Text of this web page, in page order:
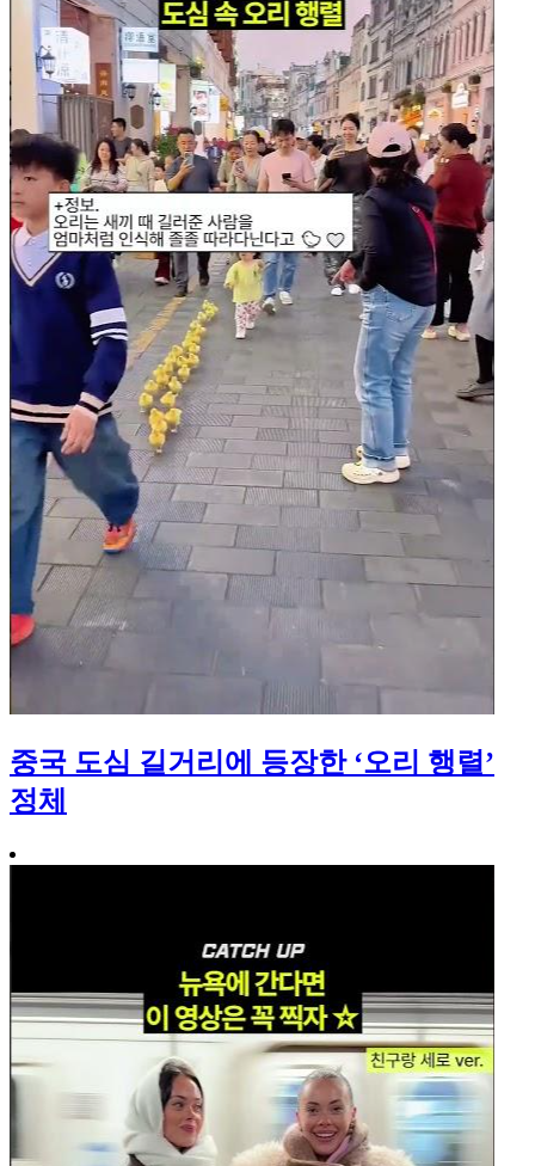
중국 도심 길거리에 등장한 ‘오리 행렬’
정체